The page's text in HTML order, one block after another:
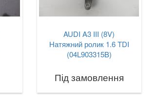
AUDI A3 III (8V)
Натяжний ролик 1.6 TDI
(04L903315B)
Під замовлення